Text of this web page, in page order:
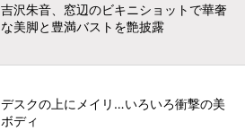
吉沢朱音、窓辺のビキニショットで華奢
な美脚と豊満バストを艶披露
デスクの上にメイリ…いろいろ衝撃の美
ボディ